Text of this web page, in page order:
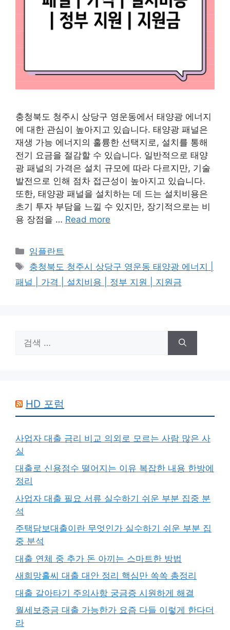
충청북도 청주시 상당구 영운동에서 태양광 에너지
에 대한 관심이 높아지고 있습니다. 태양광 패널은
재생 가능 에너지의 훌륭한 선택지로, 설치를 통해
전기 요금을 절감할 수 있습니다. 일반적으로 태양
광 패널의 가격은 설치 규모에 따라 다르지만, 기술
발전으로 인해 점차 접근성이 높아지고 있습니다.
또한, 태양광 패널을 설치하는 데 드는 설치비용은
초기 투자 부담을 느낄 수 있지만, 장기적으로는 비
용 장점을 … Read more
카
테
고
리
임플란트
태
그
충청북도 청주시 상당구 영운동 태양광 에너지 |
패널 | 가격 | 설치비용 | 정부 지원 | 지원금
색:
HD 포럼
사업자 대출 금리 비교 의외로 모르는 사람 많은 사
실
대출로 신용점수 떨어지는 이유 복잡한 내용 한방에
정리
사업자 대출 필요 서류 실수하기 쉬운 부분 집중 분
석
주택담보대출이란 무엇인가 실수하기 쉬운 부분 집
중 분석
대출 연체 중 추가 돈 아끼는 스마트한 방법
새희망홀씨 대출 대안 정리 핵심만 쏙쏙 총정리
대출 갈아타기 주의사항 궁금증 시원하게 해결
월세보증금 대출 가능한가 요즘 다들 이렇게 한다더
라